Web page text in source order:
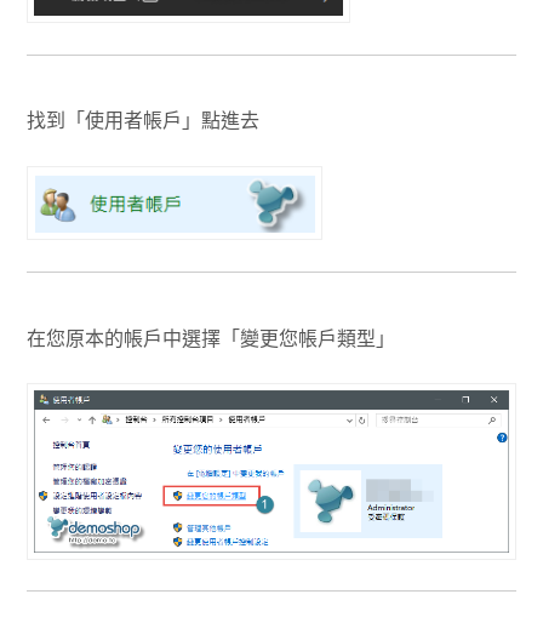
找到「使用者帳戶」點進去
在您原本的帳戶中選擇「變更您帳戶類型」